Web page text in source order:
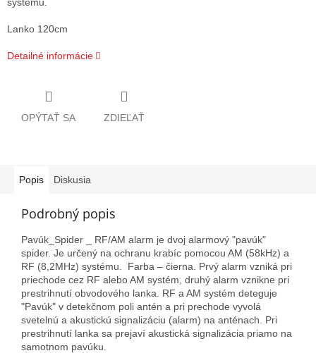
systému.
Lanko 120cm
Detailné informácie
OPÝTAŤ SA ZDIEĽAŤ
Popis Diskusia
Podrobný popis
Pavúk_Spider _ RF/AM alarm je dvoj alarmový "pavúk"
spider. Je určený na ochranu krabíc pomocou AM (58kHz) a
RF (8,2MHz) systému. Farba – čierna. Prvý alarm vzniká pri
priechode cez RF alebo AM systém, druhý alarm vznikne pri
prestrihnutí obvodového lanka. RF a AM systém deteguje
"Pavúk" v detekčnom poli antén a pri prechode vyvolá
svetelnú a akustickú signalizáciu (alarm) na anténach. Pri
prestrihnutí lanka sa prejaví akustická signalizácia priamo na
samotnom pavúku.